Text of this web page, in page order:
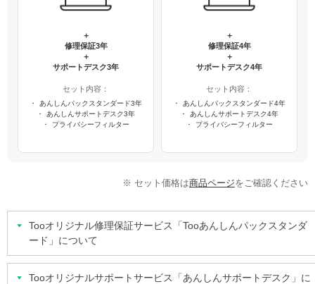
＋
修理保証3年
＋
サポートデスク3年
セット内容：
あんしんパックスタンダード3年
あんしんサポートデスク3年
プライバシーフィルター
＋
修理保証4年
＋
サポートデスク4年
セット内容：
あんしんパックスタンダード4年
あんしんサポートデスク4年
プライバシーフィルター
※ セット価格は商品ページをご確認ください
Tooオリジナル修理保証サービス「Tooあんしんパックスタンダ
ード」について
Tooオリジナルサポートサービス「あんしんサポートデスク」に